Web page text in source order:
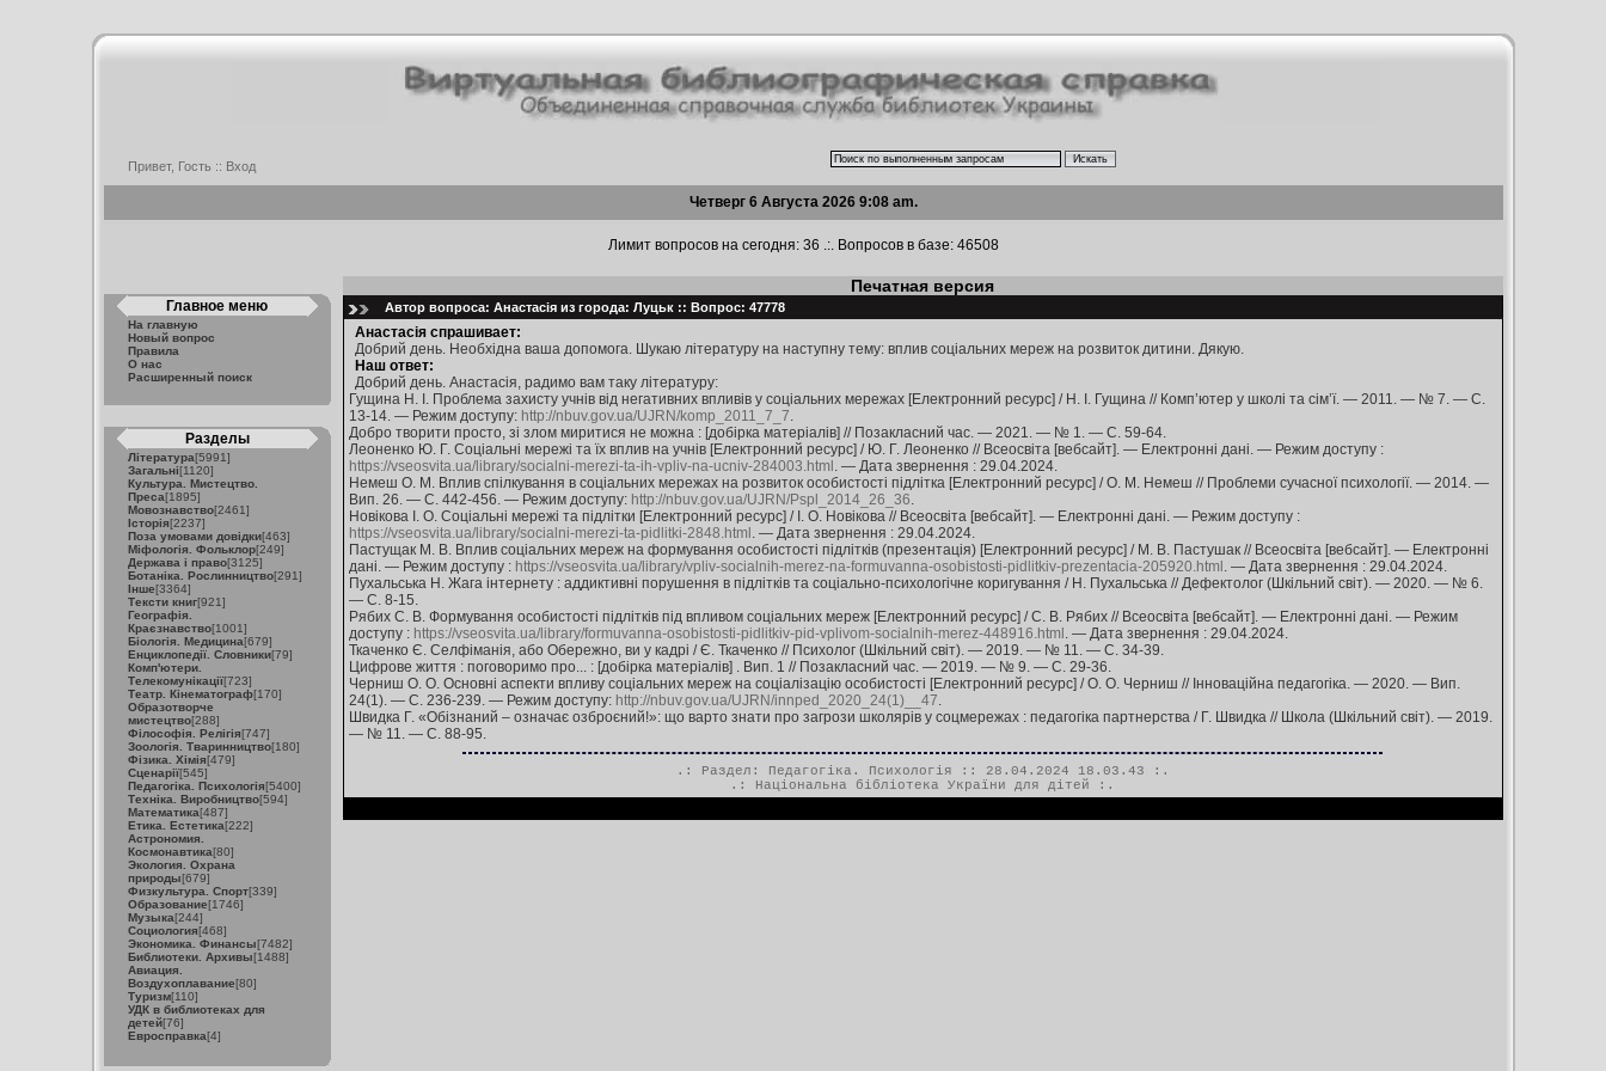
Привет, Гость :: Вход
Четверг 6 Августа 2026 9:08 am.
Лимит вопросов на сегодня: 36 .:. Вопросов в базе: 46508
Главное меню
На главную
Новый вопрос
Правила
О нас
Расширенный поиск
Разделы
Література[5991]
Загальні[1120]
Культура. Мистецтво.
Преса[1895]
Мовознавство[2461]
Історія[2237]
Поза умовами довідки[463]
Міфологія. Фольклор[249]
Держава і право[3125]
Ботаніка. Рослинництво[291]
Інше[3364]
Тексти книг[921]
Географія.
Краєзнавство[1001]
Біологія. Медицина[679]
Енциклопедії. Словники[79]
Комп'ютери.
Телекомунікації[723]
Театр. Кінематограф[170]
Образотворче
мистецтво[288]
Філософія. Релігія[747]
Зоологія. Тваринництво[180]
Фізика. Хімія[479]
Сценарії[545]
Педагогіка. Психологія[5400]
Техніка. Виробництво[594]
Математика[487]
Етика. Естетика[222]
Астрономия.
Космонавтика[80]
Экология. Охрана
природы[679]
Физкультура. Спорт[339]
Образование[1746]
Музыка[244]
Социология[468]
Экономика. Финансы[7482]
Библиотеки. Архивы[1488]
Авиация.
Воздухоплавание[80]
Туризм[110]
УДК в библиотеках для
детей[76]
Евросправка[4]
Печатная версия
Автор вопроса: Анастасія из города: Луцьк :: Вопрос: 47778
Анастасія спрашивает:
Добрий день. Необхідна ваша допомога. Шукаю літературу на наступну тему: вплив соціальних мереж на розвиток дитини. Дякую.
Наш ответ:
Добрий день. Анастасія, радимо вам таку літературу:
Гущина Н. І. Проблема захисту учнів від негативних впливів у соціальних мережах [Електронний ресурс] / Н. І. Гущина // Комп’ютер у школі та сім’ї. — 2011. — № 7. — С.
13-14. — Режим доступу: http://nbuv.gov.ua/UJRN/komp_2011_7_7.
Добро творити просто, зі злом миритися не можна : [добірка матеріалів] // Позакласний час. — 2021. — № 1. — С. 59-64.
Леоненко Ю. Г. Соціальні мережі та їх вплив на учнів [Електронний ресурс] / Ю. Г. Леоненко // Всеосвіта [вебсайт]. — Електронні дані. — Режим доступу :
https://vseosvita.ua/library/socialni-merezi-ta-ih-vpliv-na-ucniv-284003.html . — Дата звернення : 29.04.2024.
Немеш О. М. Вплив спілкування в соціальних мережах на розвиток особистості підлітка [Електронний ресурс] / О. М. Немеш // Проблеми сучасної психології. — 2014. —
Вип. 26. — С. 442-456. — Режим доступу: http://nbuv.gov.ua/UJRN/Pspl_2014_26_36.
Новікова І. О. Соціальні мережі та підлітки [Електронний ресурс] / І. О. Новікова // Всеосвіта [вебсайт]. — Електронні дані. — Режим доступу :
https://vseosvita.ua/library/socialni-merezi-ta-pidlitki-2848.html . — Дата звернення : 29.04.2024.
Пастущак М. В. Вплив соціальних мереж на формування особистості підлітків (презентація) [Електронний ресурс] / М. В. Пастушак // Всеосвіта [вебсайт]. — Електронні
дані. — Режим доступу : https://vseosvita.ua/library/vpliv-socialnih-merez-na-formuvanna-osobistosti-pidlitkiv-prezentacia-205920.html . — Дата звернення : 29.04.2024.
Пухальська Н. Жага інтернету : аддиктивні порушення в підлітків та соціально-психологічне коригування / Н. Пухальська // Дефектолог (Шкільний світ). — 2020. — № 6.
— С. 8-15.
Рябих С. В. Формування особистості підлітків під впливом соціальних мереж [Електронний ресурс] / С. В. Рябих // Всеосвіта [вебсайт]. — Електронні дані. — Режим
доступу : https://vseosvita.ua/library/formuvanna-osobistosti-pidlitkiv-pid-vplivom-socialnih-merez-448916.html . — Дата звернення : 29.04.2024.
Ткаченко Є. Селфіманія, або Обережно, ви у кадрі / Є. Ткаченко // Психолог (Шкільний світ). — 2019. — № 11. — С. 34-39.
Цифрове життя : поговоримо про... : [добірка матеріалів] . Вип. 1 // Позакласний час. — 2019. — № 9. — С. 29-36.
Черниш О. О. Основні аспекти впливу соціальних мереж на соціалізацію особистості [Електронний ресурс] / О. О. Черниш // Інноваційна педагогіка. — 2020. — Вип.
24(1). — С. 236-239. — Режим доступу: http://nbuv.gov.ua/UJRN/innped_2020_24(1)__47.
Швидка Г. «Обізнаний – означає озброєний!»: що варто знати про загрози школярів у соцмережах : педагогіка партнерства / Г. Швидка // Школа (Шкільний світ). — 2019.
— № 11. — С. 88-95.
.: Раздел: Педагогіка. Психологія :: 28.04.2024 18.03.43 :.
.: Національна бібліотека України для дітей :.